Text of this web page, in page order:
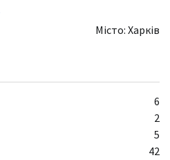
Місто: Харків
6
2
5
42